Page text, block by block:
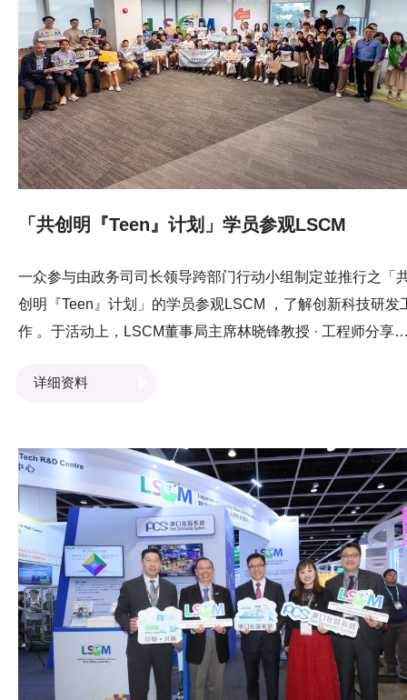
「共创明『Teen』计划」学员参观LSCM
一众参与由政务司司长领导跨部门行动小组制定並推行之「
创明『Teen』计划」的学员参观LSCM ，了解创新科技研发
作 。于活动上，LSCM董事局主席林晓锋教授 · 工程师分享
亦向学员介绍中心如何透过创新科技研发，推动智慧城市发
等，让学员了解创新科技研发如何推动不同行业的发展，为
会带来正面的影响。
详细资料